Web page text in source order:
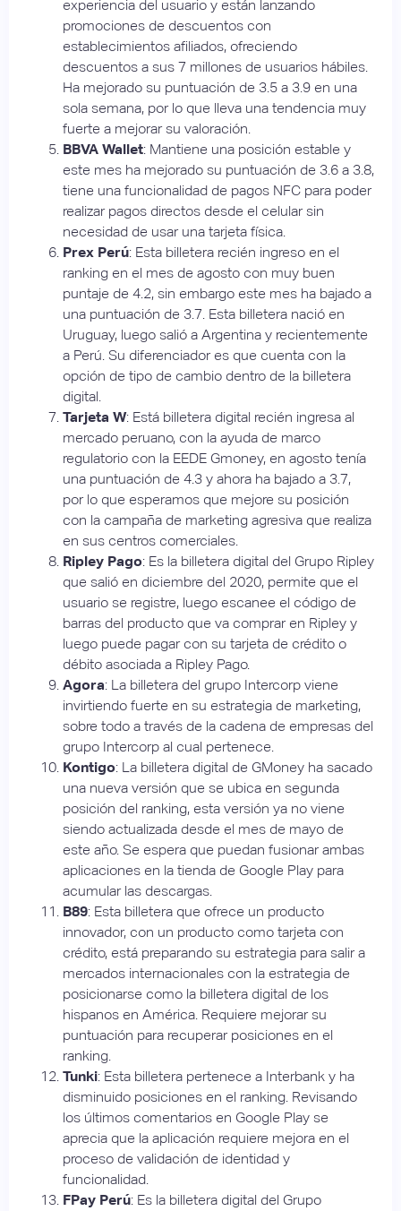
experiencia del usuario y están lanzando
promociones de descuentos con
establecimientos afiliados, ofreciendo
descuentos a sus 7 millones de usuarios hábiles.
Ha mejorado su puntuación de 3.5 a 3.9 en una
sola semana, por lo que lleva una tendencia muy
fuerte a mejorar su valoración.
BBVA Wallet: Mantiene una posición estable y
este mes ha mejorado su puntuación de 3.6 a 3.8,
tiene una funcionalidad de pagos NFC para poder
realizar pagos directos desde el celular sin
necesidad de usar una tarjeta física.
Prex Perú: Esta billetera recién ingreso en el
ranking en el mes de agosto con muy buen
puntaje de 4.2, sin embargo este mes ha bajado a
una puntuación de 3.7. Esta billetera nació en
Uruguay, luego salió a Argentina y recientemente
a Perú. Su diferenciador es que cuenta con la
opción de tipo de cambio dentro de la billetera
digital.
Tarjeta W: Está billetera digital recién ingresa al
mercado peruano, con la ayuda de marco
regulatorio con la EEDE Gmoney, en agosto tenía
una puntuación de 4.3 y ahora ha bajado a 3.7,
por lo que esperamos que mejore su posición
con la campaña de marketing agresiva que realiza
en sus centros comerciales.
Ripley Pago: Es la billetera digital del Grupo Ripley
que salió en diciembre del 2020, permite que el
usuario se registre, luego escanee el código de
barras del producto que va comprar en Ripley y
luego puede pagar con su tarjeta de crédito o
débito asociada a Ripley Pago.
Agora: La billetera del grupo Intercorp viene
invirtiendo fuerte en su estrategia de marketing,
sobre todo a través de la cadena de empresas del
grupo Intercorp al cual pertenece.
Kontigo: La billetera digital de GMoney ha sacado
una nueva versión que se ubica en segunda
posición del ranking, esta versión ya no viene
siendo actualizada desde el mes de mayo de
este año. Se espera que puedan fusionar ambas
aplicaciones en la tienda de Google Play para
acumular las descargas.
B89: Esta billetera que ofrece un producto
innovador, con un producto como tarjeta con
crédito, está preparando su estrategia para salir a
mercados internacionales con la estrategia de
posicionarse como la billetera digital de los
hispanos en América. Requiere mejorar su
puntuación para recuperar posiciones en el
ranking.
Tunki: Esta billetera pertenece a Interbank y ha
disminuido posiciones en el ranking. Revisando
los últimos comentarios en Google Play se
aprecia que la aplicación requiere mejora en el
proceso de validación de identidad y
funcionalidad.
FPay Perú: Es la billetera digital del Grupo